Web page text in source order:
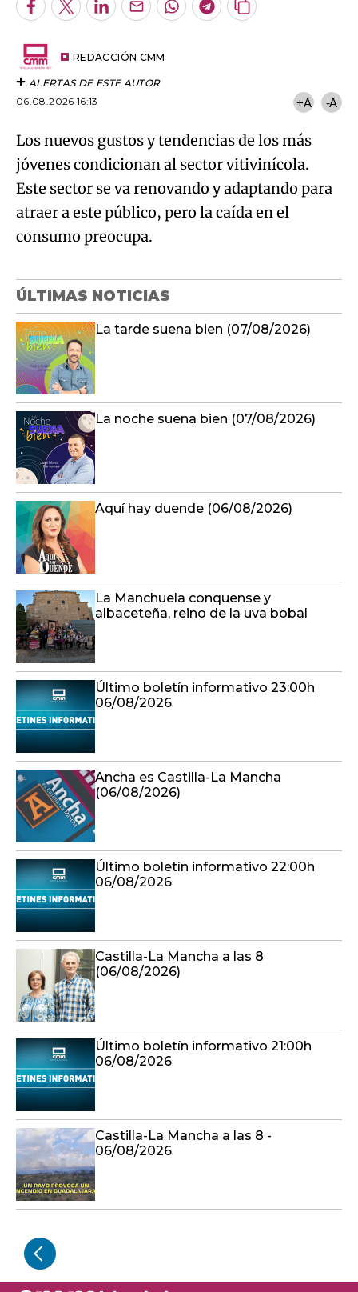
Facebook
TwitterLinkedInEnviarWhatsapp
Telegram
Copiar
REDACCIÓN CMM
ALERTAS DE ESTE AUTOR
06.08.2026 16:13
+A -A
Los nuevos gustos y tendencias de los más
jóvenes condicionan al sector vitivinícola.
Este sector se va renovando y adaptando para
atraer a este público, pero la caída en el
consumo preocupa.
ÚLTIMAS NOTICIAS
La tarde suena bien (07/08/2026)
La noche suena bien (07/08/2026)
Aquí hay duende (06/08/2026)
La Manchuela conquense y
albaceteña, reino de la uva bobal
Último boletín informativo 23:00h
06/08/2026
Ancha es Castilla-La Mancha
(06/08/2026)
Último boletín informativo 22:00h
06/08/2026
Castilla-La Mancha a las 8
(06/08/2026)
Último boletín informativo 21:00h
06/08/2026
Castilla-La Mancha a las 8 -
06/08/2026